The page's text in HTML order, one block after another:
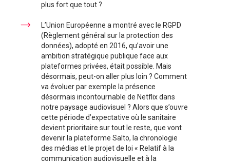
plus fort que tout ?
L’Union Européenne a montré avec le RGPD
(Règlement général sur la protection des
données), adopté en 2016, qu’avoir une
ambition stratégique publique face aux
plateformes privées, était possible. Mais
désormais, peut-on aller plus loin ? Comment
va évoluer par exemple la présence
désormais incontournable de Netflix dans
notre paysage audiovisuel ? Alors que s’ouvre
cette période d’expectative où le sanitaire
devient prioritaire sur tout le reste, que vont
devenir la plateforme Salto, la chronologie
des médias et le projet de loi « Relatif à la
communication audiovisuelle et à la